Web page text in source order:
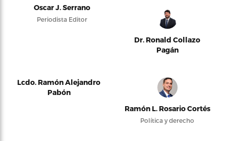
Oscar J. Serrano
Periodista Editor
Dr. Ronald Collazo
Pagán
Lcdo. Ramón Alejandro
Pabón
Ramón L. Rosario Cortés
Política y derecho